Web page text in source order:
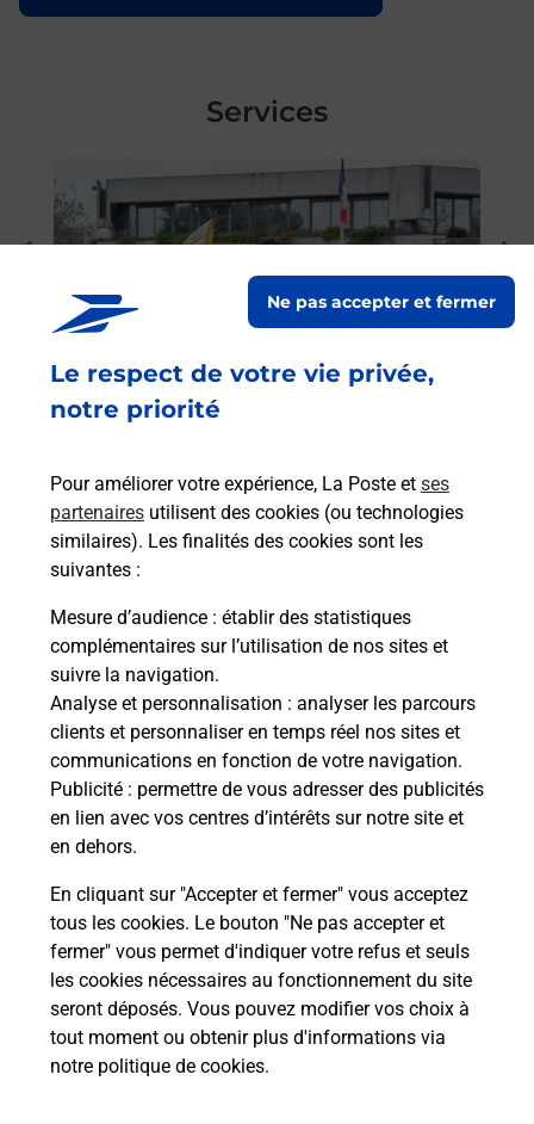
Le respect de votre vie privée,
notre priorité
Pour améliorer votre expérience, La Poste et ses
partenaires utilisent des cookies (ou technologies
similaires). Les finalités des cookies sont les
suivantes :
Mesure d’audience : établir des statistiques
complémentaires sur l’utilisation de nos sites et
suivre la navigation.
Analyse et personnalisation : analyser les parcours
clients et personnaliser en temps réel nos sites et
communications en fonction de votre navigation.
Publicité : permettre de vous adresser des publicités
en lien avec vos centres d’intérêts sur notre site et
en dehors.
En cliquant sur "Accepter et fermer" vous acceptez
tous les cookies. Le bouton "Ne pas accepter et
fermer" vous permet d'indiquer votre refus et seuls
les cookies nécessaires au fonctionnement du site
seront déposés. Vous pouvez modifier vos choix à
tout moment ou obtenir plus d'informations via
notre politique de cookies.
Ne pas accepter et fermer
Services
En savoir plus
Vous souhaitez envoyer un colis depuis :
LINGOLSHEIM (67380) ? Découvrez toutes les
solutions proposées par La Poste.
En savoir plus
de
Questions fréquemment posées
Quel est le prix d’une numérisation ?
Où faire des numérisations à
proximité ?
Comment numériser un document ?